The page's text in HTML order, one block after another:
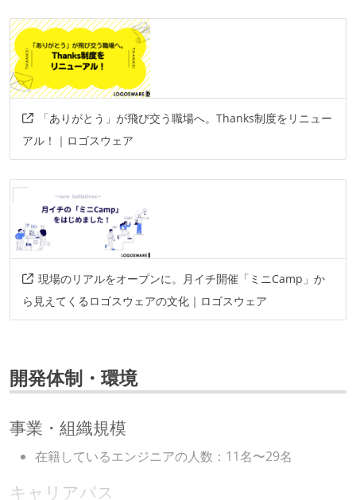
「ありがとう」が飛び交う職場へ。Thanks制度をリニュー
アル！｜ロゴスウェア
現場のリアルをオープンに。月イチ開催「ミニCamp」か
ら見えてくるロゴスウェアの文化｜ロゴスウェア
開発体制・環境
事業・組織規模
在籍しているエンジニアの人数：11名〜29名
キャリアパス